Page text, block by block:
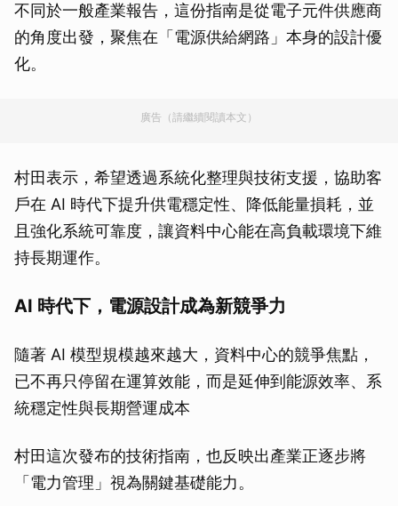
不同於一般產業報告，這份指南是從電子元件供應商
的角度出發，聚焦在「電源供給網路」本身的設計優
化。
廣告（請繼續閱讀本文）
村田表示，希望透過系統化整理與技術支援，協助客
戶在 AI 時代下提升供電穩定性、降低能量損耗，並
且強化系統可靠度，讓資料中心能在高負載環境下維
持長期運作。
AI 時代下，電源設計成為新競爭力
隨著 AI 模型規模越來越大，資料中心的競爭焦點，
已不再只停留在運算效能，而是延伸到能源效率、系
統穩定性與長期營運成本
村田這次發布的技術指南，也反映出產業正逐步將
「電力管理」視為關鍵基礎能力。